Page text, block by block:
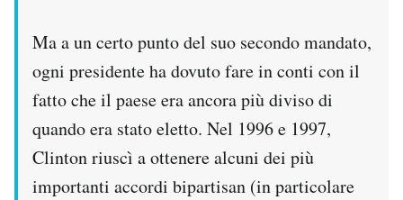
Ma a un certo punto del suo secondo mandato,
ogni presidente ha dovuto fare in conti con il
fatto che il paese era ancora più diviso di
quando era stato eletto. Nel 1996 e 1997,
Clinton riuscì a ottenere alcuni dei più
importanti accordi bipartisan (in particolare